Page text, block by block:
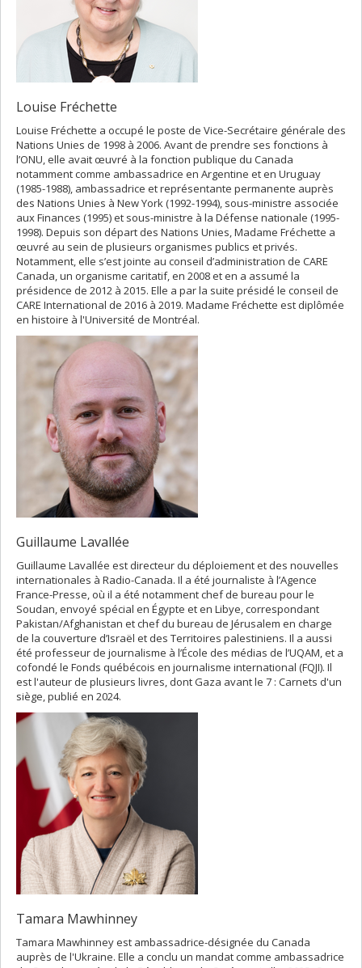
Louise Fréchette
Louise Fréchette a occupé le poste de Vice-Secrétaire générale des
Nations Unies de 1998 à 2006. Avant de prendre ses fonctions à
l’ONU, elle avait œuvré à la fonction publique du Canada
notamment comme ambassadrice en Argentine et en Uruguay
(1985-1988), ambassadrice et représentante permanente auprès
des Nations Unies à New York (1992-1994), sous-ministre associée
aux Finances (1995) et sous-ministre à la Défense nationale (1995-
1998). Depuis son départ des Nations Unies, Madame Fréchette a
œuvré au sein de plusieurs organismes publics et privés.
Notamment, elle s’est jointe au conseil d’administration de CARE
Canada, un organisme caritatif, en 2008 et en a assumé la
présidence de 2012 à 2015. Elle a par la suite présidé le conseil de
CARE International de 2016 à 2019. Madame Fréchette est diplômée
en histoire à l'Université de Montréal.
Guillaume Lavallée
Guillaume Lavallée est directeur du déploiement et des nouvelles
internationales à Radio-Canada. Il a été journaliste à l’Agence
France-Presse, où il a été notamment chef de bureau pour le
Soudan, envoyé spécial en Égypte et en Libye, correspondant
Pakistan/Afghanistan et chef du bureau de Jérusalem en charge
de la couverture d’Israël et des Territoires palestiniens. Il a aussi
été professeur de journalisme à l’École des médias de l’UQAM, et a
cofondé le Fonds québécois en journalisme international (FQJI). Il
est l'auteur de plusieurs livres, dont Gaza avant le 7 : Carnets d'un
siège, publié en 2024.
Tamara Mawhinney
Tamara Mawhinney est ambassadrice-désignée du Canada
auprès de l'Ukraine. Elle a conclu un mandat comme ambassadrice